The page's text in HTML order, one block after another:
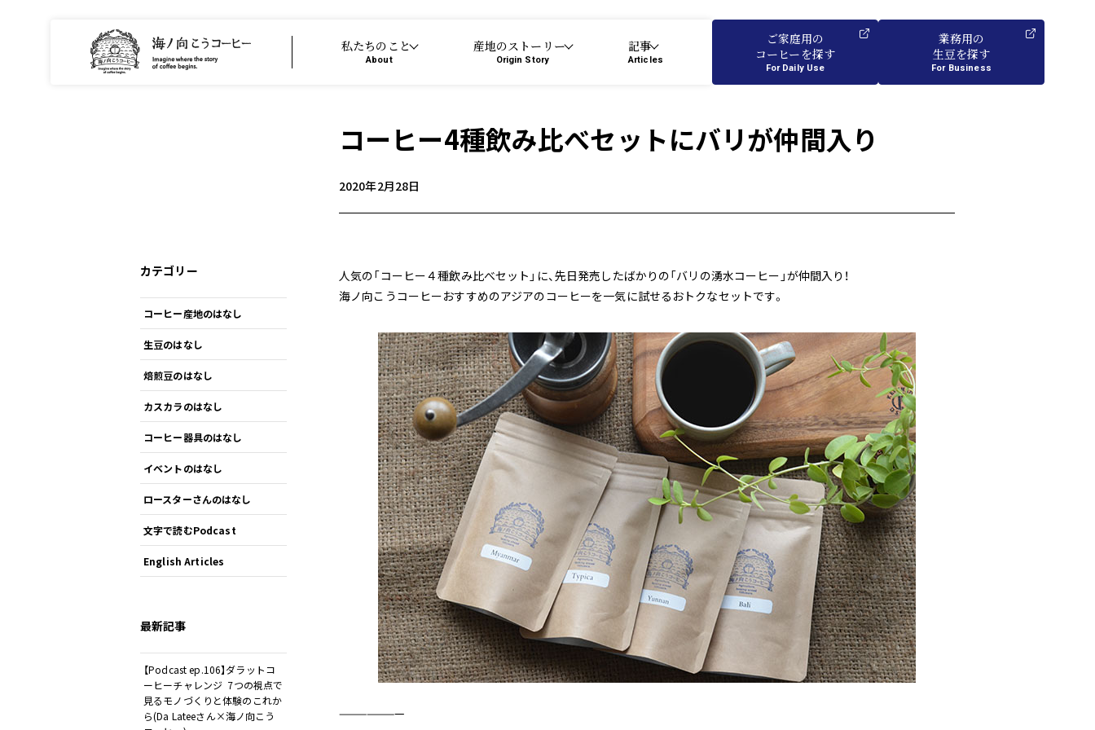
私たちのこと
About
産地のストーリー
Origin Story
記事
Articles
ご家庭用の
コーヒーを探す
For Daily Use
業務用の
生豆を探す
For Business
コーヒー4種飲み比べセットにバリが仲間入り
2020年2月28日
人気の「コーヒー４種飲み比べセット」に、先日発売したばかりの「バリの湧水コーヒー」が仲間入り！
海ノ向こうコーヒーおすすめのアジアのコーヒーを一気に試せるおトクなセットです。
———————
カテゴリー
コーヒー産地のはなし
生豆のはなし
焙煎豆のはなし
カスカラのはなし
コーヒー器具のはなし
イベントのはなし
ロースターさんのはなし
文字で読むPodcast
English Articles
最新記事
【Podcast ep.106】ダラットコ
ーヒーチャレンジ 7つの視点で
見るモノづくりと体験のこれか
ら(Da Lateeさん×海ノ向こう